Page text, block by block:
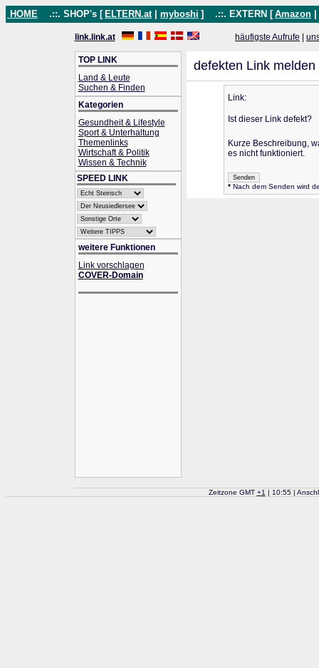
HOME .::. SHOP's [ ELTERN.at myboshi ] .::. EXTERN [ Amazon
link.link.at häufigste Aufrufe
TOP LINK
Land & Leute
Suchen & Finden
Kategorien
Gesundheit & Lifestyle
Sport & Unterhaltung
Themenlinks
Wirtschaft & Politik
Wissen & Technik
SPEED LINK
weitere Funktionen
Link vorschlagen
COVER-Domain
defekten Link melden
Link:
Ist dieser Link defekt?
Kurze Beschreibung,
es nicht funktioniert.
*Nach dem Senden wird
Zeitzone GMT +1 | 10:55 |